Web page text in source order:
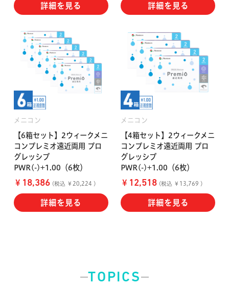
詳細を見る 詳細を見る
メニコン
【6箱セット】2ウィークメニ
コンプレミオ遠近両用 プロ
グレッシブ
PWR(-)+1.00（6枚）
￥ 18,386(税込 ￥20,224 )
詳細を見る
メニコン
【4箱セット】2ウィークメニ
コンプレミオ遠近両用 プロ
グレッシブ
PWR(-)+1.00（6枚）
￥ 12,518(税込 ￥13,769 )
詳細を見る
TOPICS